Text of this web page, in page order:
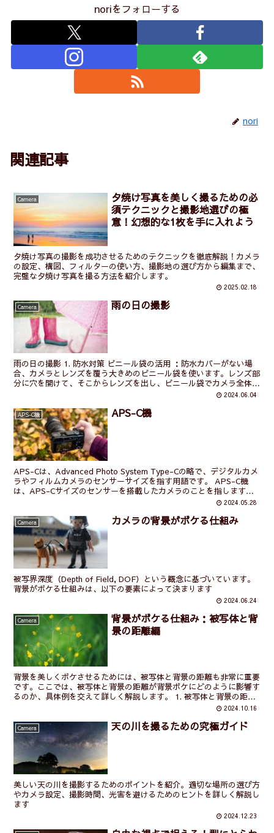
noriをフォローする
nori
関連記事
Camera
夕焼け写真を美しく撮るための必
須テクニックと撮影地選びの極
意！幻想的な1枚を手に入れよう
夕焼け写真の撮影を成功させるためのテクニックを徹底解説！カメラ
の設定、構図、フィルターの使い方、撮影地の選び方から編集まで、
完璧な夕焼け写真を撮る方法を紹介します。
2025.02.18
Camera 雨の日の撮影
雨の日の撮影 1. 防水対策 ビニール袋の活用 ：防水カバーがない場
合、カメラとレンズを覆う大きめのビニール袋を使います。レンズ部
分に穴を開けて、そこからレンズを出し、ビニール袋でカメラ全体を
2024.06.04
APS-C機 APS-C機
APS-Cは、Advanced Photo System Type-Cの略で、デジタルカメ
ラやフィルムカメラのセンサーサイズを指す用語です。 APS-C機
は、APS-Cサイズのセンサーを搭載したカメラのことを指します。
2024.05.28
Camera カメラの背景がボケる仕組み
被写界深度（Depth of Field, DOF）という概念に基づいています。
背景がボケる仕組みは、以下の要素によって決まります
2024.06.24
Camera
背景がボケる仕組み：被写体と背
景の距離編
背景を美しくボケさせるためには、被写体と背景の距離も非常に重要
です。ここでは、被写体と背景の距離が背景ボケにどのように影響す
るのか、具体例を交えて詳しく解説します。 1. 被写体と背景の距離
2024.10.16
Camera 天の川を撮るための究極ガイド
美しい天の川を撮影するためのポイントを紹介。適切な場所の選び方
やカメラ設定、撮影時間、光害を避けるためのヒントを詳しく解説し
ます
2024.12.23